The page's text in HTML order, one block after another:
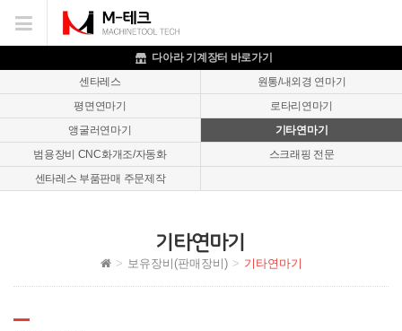
이메일을
입력하시면
등록
시
전송됩니다.
다아라 기계장터 바로가기
센타레스
원통/내외경 연마기
평면연마기
로타리연마기
앵굴러연마기
기타연마기
범용장비 CNC화개조/자동화
스크래핑 전문
센타레스 부품판매 주문제작
기타연마기
보유장비(판매장비) 기타연마기